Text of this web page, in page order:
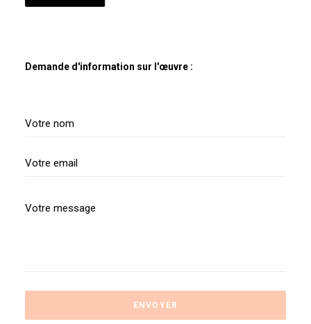
Demande d'information sur l'œuvre :